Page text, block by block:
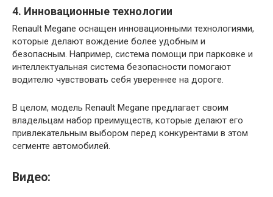
4. Инновационные технологии
Renault Megane оснащен инновационными технологиями,
которые делают вождение более удобным и
безопасным. Например, система помощи при парковке и
интеллектуальная система безопасности помогают
водителю чувствовать себя увереннее на дороге.
В целом, модель Renault Megane предлагает своим
владельцам набор преимуществ, которые делают его
привлекательным выбором перед конкурентами в этом
сегменте автомобилей.
Видео: